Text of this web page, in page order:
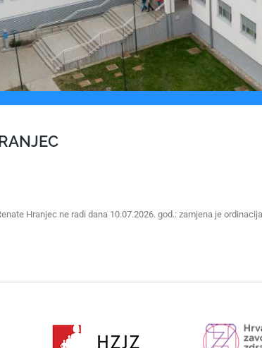
Hranjec ne radi dana 10.07.2026. god.: zamjena je